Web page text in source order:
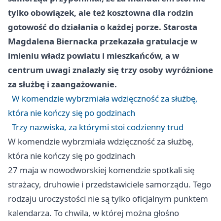
tylko obowiązek, ale też kosztowna dla rodzin
gotowość do działania o każdej porze. Starosta
Magdalena Biernacka przekazała gratulacje w
imieniu władz powiatu i mieszkańców, a w
centrum uwagi znalazły się trzy osoby wyróżnione
za służbę i zaangażowanie.
W komendzie wybrzmiała wdzięczność za służbę,
która nie kończy się po godzinach
Trzy nazwiska, za którymi stoi codzienny trud
W komendzie wybrzmiała wdzięczność za służbę,
która nie kończy się po godzinach
27 maja w nowodworskiej komendzie spotkali się
strażacy, druhowie i przedstawiciele samorządu. Tego
rodzaju uroczystości nie są tylko oficjalnym punktem
kalendarza. To chwila, w której można głośno